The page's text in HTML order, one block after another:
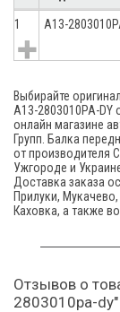
1 A13-
Выбирайте
A13-2803010PA-DY
онлайн магазине
Групп. Балка
от производителя
Ужгороде и
Доставка заказа
Прилуки,
Каховка, а также
Отзывов о
2803010pа-dy"